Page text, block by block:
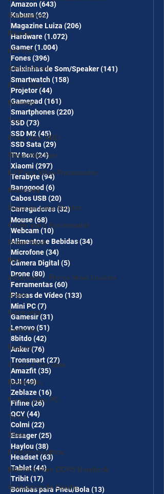
Roteadores
Baseus
iclamper
Adaptadores
Placa Mãe
Nuuvem
TVs
Placa Mãe AMD
Placa Mãe Intel
Kit Placa Mãe+Processador
Monitores
Suportes para Monitor
Cooler para Processador
Power Bank
Mifa
AliExpress - Promo Novo Usuário
Jogos
Gabinetes
Cadeiras
Realme
Copos e Garrafas
Notebooks
Fontes para PC
Temu
Shein
Eletrodomésticos
Memória Ram DDR5 Notebook
Acessórios de Celular
Amazon(643)
Kabum(62)
Magazine Luiza (206)
Hardware(1.072)
Gamer(1.004)
Fones(396)
Caixinhas de Som/Speaker(141)
Smartwatch(158)
Projetor(44)
Gamepad (161)
Smartphones(220)
SSD(73)
SSD M2(45) 45 posts
SSD Sata (29)
TV Box(24)24 posts
Xiaomi (297)
Terabyte(94) 94 posts
Banggood (6)
Cabos USB(20)
Carregadores(32)32 posts
Mouse(68)
Webcam(10)
Alimentos e Bebidas(34)
Microfone(34)
Câmera Digital (5)
Drone(80) 80 posts
Ferramentas(60)
Placas de Vídeo(133)
Mini PC(7)
Gamesir(31)
Lenovo(51)
8bitdo(42)
Anker(76)
Tronsmart(27)
Amazfit(35)
DJI(40)40 posts
Zeblaze(16)
Fifine(26)26 posts
QCY(44)
Colmi (22)
Essager(25)
Haylou(38)
Headset(63)63 posts
Tablet(44)44 posts
Tribit(17)
Bombas para Pneu/Bola (13)